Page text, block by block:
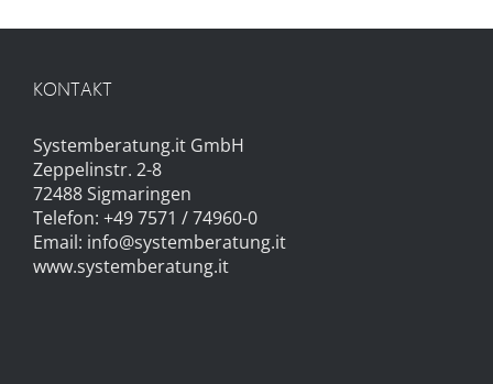
KONTAKT
Systemberatung.it GmbH
Zeppelinstr. 2-8
72488 Sigmaringen
Telefon: +49 7571 / 74960-0
Email: info@systemberatung.it
www.systemberatung.it